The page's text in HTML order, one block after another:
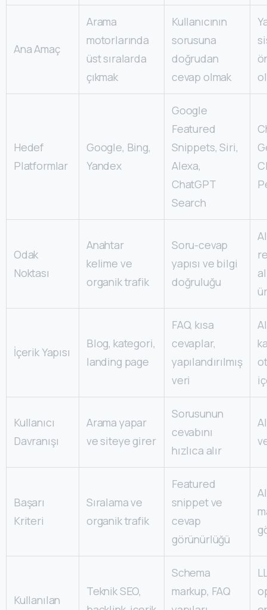
Ana Amaç
Arama
motorlarında
üst sıralarda
çıkmak
Kullanıcının
sorusuna
doğrudan
cevap olmak
Hedef
Platformlar
Google, Bing,
Yandex
Google
Featured
Snippets, Siri,
Alexa,
ChatGPT
Search
Odak
Noktası
Anahtar
kelime ve
organik trafik
Soru-cevap
yapısı ve bilgi
doğruluğu
İçerik Yapısı
Blog, kategori,
landing page
FAQ, kısa
cevaplar,
yapılandırılmış
veri
Kullanıcı
Davranışı
Arama yapar
ve siteye girer
Sorusunun
cevabını
hızlıca alır
Başarı
Kriteri
Sıralama ve
organik trafik
Featured
snippet ve
cevap
görünürlüğü
Kullanılan
Teknik SEO,
Schema
markup, FAQ